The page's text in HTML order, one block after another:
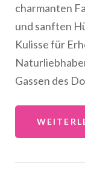
charmanten
und sanften
Kulisse für
Gassen des